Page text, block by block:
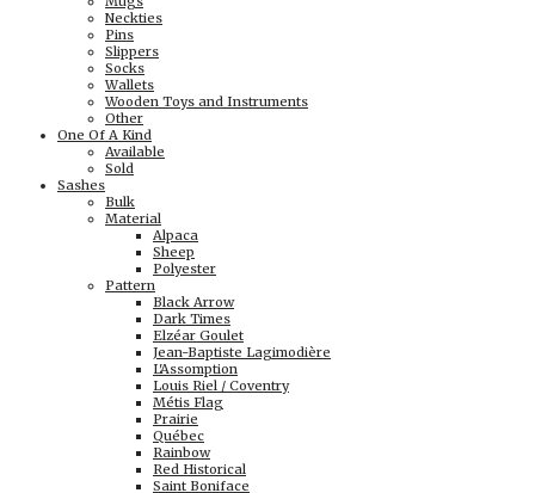
Neckties
Pins
Slippers
Socks
Wallets
Wooden Toys and Instruments
Other
One Of A Kind
Available
Sold
Sashes
Bulk
Material
Alpaca
Sheep
Polyester
Pattern
Black Arrow
Dark Times
Elzéar Goulet
Jean-Baptiste Lagimodière
L'Assomption
Louis Riel / Coventry
Métis Flag
Prairie
Québec
Rainbow
Red Historical
Saint Boniface